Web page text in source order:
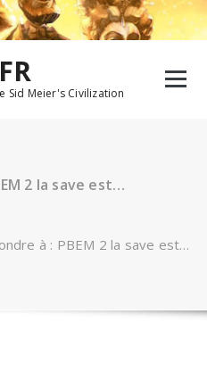
Sid Meier's Civilization
2 la save est…
à : PBEM 2 la save est…